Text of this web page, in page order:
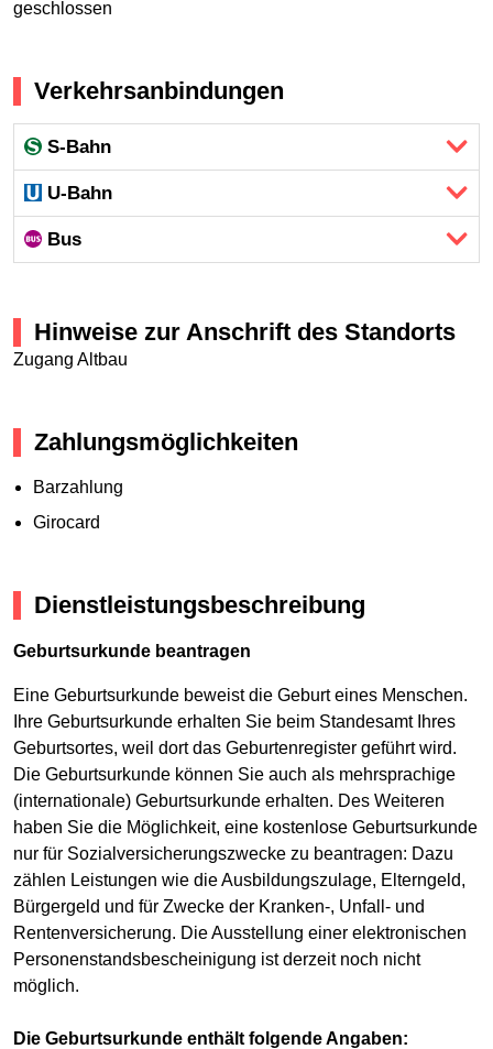
geschlossen
Verkehrsanbindungen
S-Bahn
U-Bahn
Bus
Hinweise zur Anschrift des Standorts
Zugang Altbau
Zahlungsmöglichkeiten
Barzahlung
Girocard
Dienstleistungsbeschreibung
Geburtsurkunde beantragen
Eine Geburtsurkunde beweist die Geburt eines Menschen.
Ihre Geburtsurkunde erhalten Sie beim Standesamt Ihres
Geburtsortes, weil dort das Geburtenregister geführt wird.
Die Geburtsurkunde können Sie auch als mehrsprachige
(internationale) Geburtsurkunde erhalten. Des Weiteren
haben Sie die Möglichkeit, eine kostenlose Geburtsurkunde
nur für Sozialversicherungszwecke zu beantragen: Dazu
zählen Leistungen wie die Ausbildungszulage, Elterngeld,
Bürgergeld und für Zwecke der Kranken-, Unfall- und
Rentenversicherung. Die Ausstellung einer elektronischen
Personenstandsbescheinigung ist derzeit noch nicht
möglich.
Die Geburtsurkunde enthält folgende Angaben: